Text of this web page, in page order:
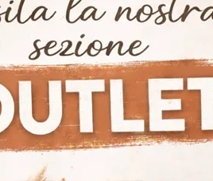
Sedie Cattelan Italia Lamezia Terme
Sedie Cattelan Italia Losanna